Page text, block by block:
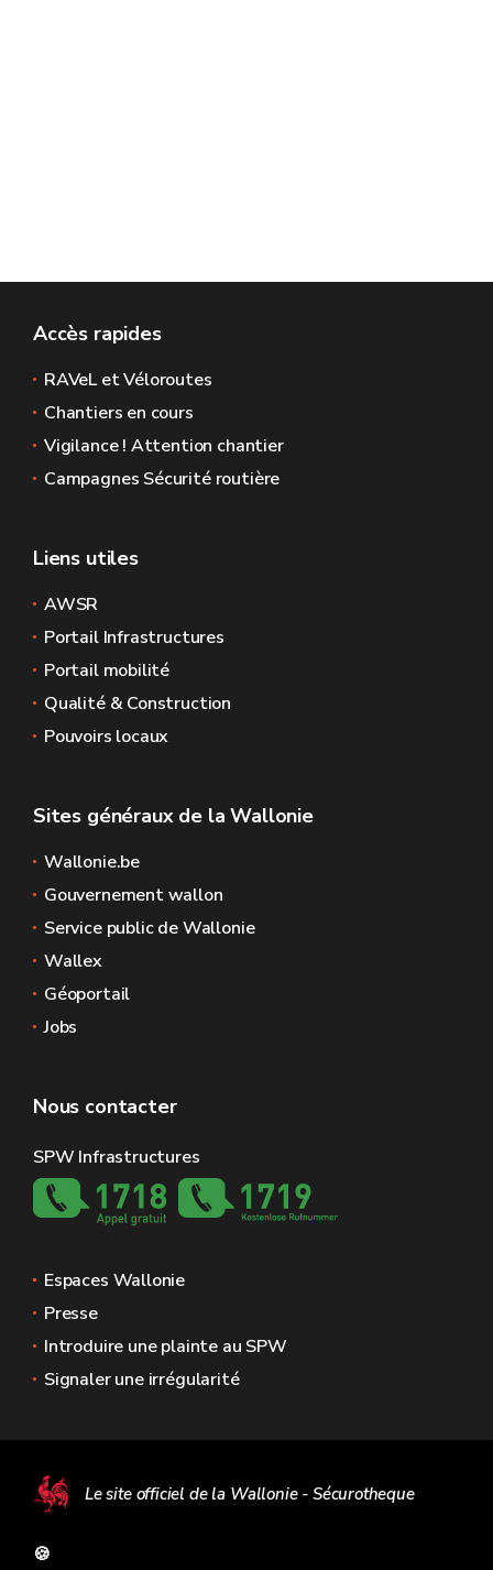
Accès rapides
RAVeL et Véloroutes
Chantiers en cours
Vigilance ! Attention chantier
Campagnes Sécurité routière
Liens utiles
AWSR
Portail Infrastructures
Portail mobilité
Qualité & Construction
Pouvoirs locaux
Sites généraux de la Wallonie
Wallonie.be
Gouvernement wallon
Service public de Wallonie
Wallex
Géoportail
Jobs
Nous contacter
SPW Infrastructures
Espaces Wallonie
Presse
Introduire une plainte au SPW
Signaler une irrégularité
Le site officiel de la Wallonie - Sécurotheque
🍪